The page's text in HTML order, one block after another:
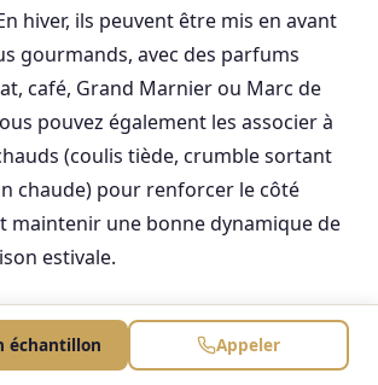
hiver, ils peuvent être mis en avant
gourmands, avec des parfums
café, Grand Marnier ou Marc de
pouvez également les associer à
(coulis tiède, crumble sortant
chaude) pour renforcer le côté
maintenir une bonne dynamique de
estivale.
un soufflé glacé sur ma
les ventes ?
échantillon Appeler